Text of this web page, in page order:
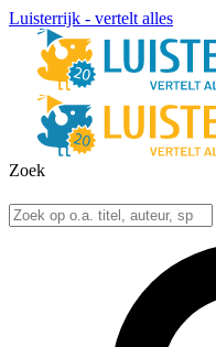
Luisterrijk - vertelt alles
Zoek